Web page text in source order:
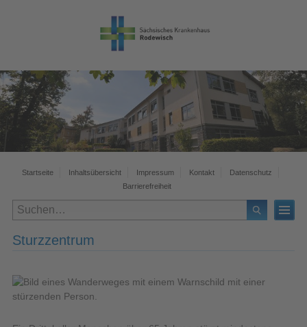
Startseite Inhaltsübersicht Impressum Kontakt
Datenschutz
Barrierefreiheit
Sturzzentrum